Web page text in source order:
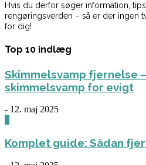
Hvis du derfor søger information,
rengøringsverden – så er der ingen
for dig!
Top 10 indlæg
Skimmelsvamp fjernelse
skimmelsvamp for evigt
- 12. maj 2025
Komplet guide: Sådan